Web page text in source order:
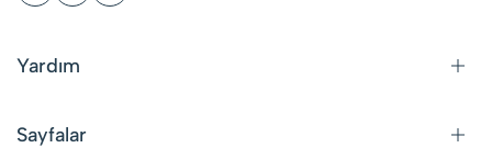
Yardım
Sayfalar